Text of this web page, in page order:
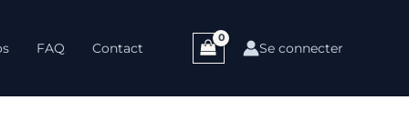
FAQ Contact Se connecter